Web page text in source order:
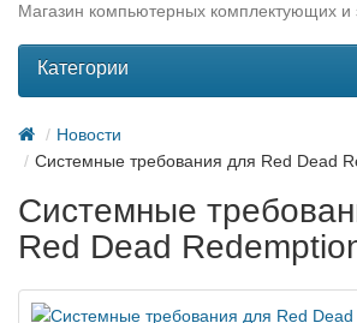
Магазин компьютерных комплектующих и
Категории
Новости
Системные требования для Red Dead
Системные
Red Dead